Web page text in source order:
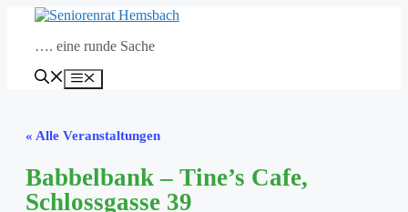
springen…. eine runde Sache
Menü
« Alle Veranstaltungen
Babbelbank – Tine’s Cafe,
Schlossgasse 39